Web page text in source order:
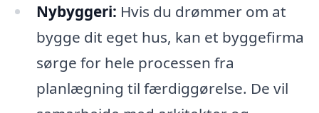
Nybyggeri: Hvis du drømmer om at
bygge dit eget hus, kan et byggefirma
sørge for hele processen fra
planlægning til færdiggørelse. De vil